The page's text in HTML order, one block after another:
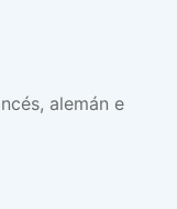
alemán e